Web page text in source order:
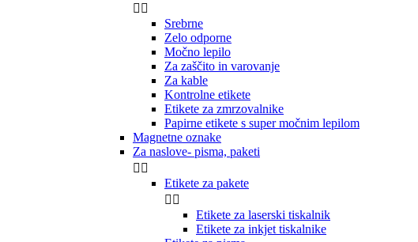
 
Srebrne
Zelo odporne
Močno lepilo
Za zaščito in varovanje
Za kable
Kontrolne etikete
Etikete za zmrzovalnike
Papirne etikete s super močnim lepilom
Magnetne oznake
Za naslove- pisma, paketi
 
Etikete za pakete
 
Etikete za laserski tiskalnik
Etikete za inkjet tiskalnike